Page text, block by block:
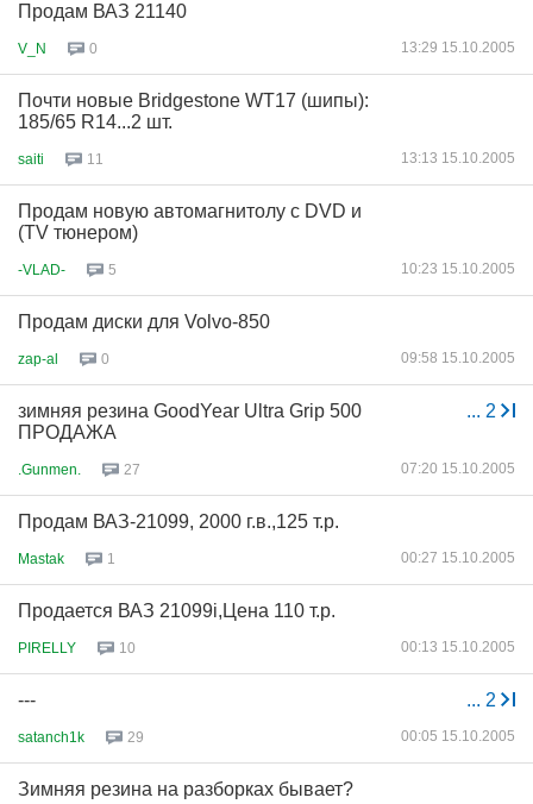
Продам ВАЗ 21140
V_N 0 13:29 15.10.2005
Почти новые Bridgestone WT17 (шипы):
185/65 R14...2 шт.
saiti 11 13:13 15.10.2005
Продам новую автомагнитолу с DVD и
(TV тюнером)
-VLAD- 5 10:23 15.10.2005
Продам диски для Volvo-850
zap-al 0 09:58 15.10.2005
... 2
зимняя резина GoodYear Ultra Grip 500
ПРОДАЖА
.Gunmen. 27 07:20 15.10.2005
Продам ВАЗ-21099, 2000 г.в.,125 т.р.
Mastak 1 00:27 15.10.2005
Продается ВАЗ 21099i,Цена 110 т.р.
PIRELLY 10 00:13 15.10.2005
... 2
---
satanch1k 29 00:05 15.10.2005
Зимняя резина на разборках бывает?